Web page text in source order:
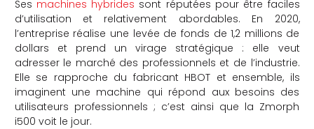
Ses machines hybrides sont réputées pour être faciles
d’utilisation et relativement abordables. En 2020,
l’entreprise réalise une levée de fonds de 1,2 millions de
dollars et prend un virage stratégique : elle veut
adresser le marché des professionnels et de l’industrie.
Elle se rapproche du fabricant HBOT et ensemble, ils
imaginent une machine qui répond aux besoins des
utilisateurs professionnels ; c’est ainsi que la Zmorph
i500 voit le jour.